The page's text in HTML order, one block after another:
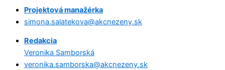
Projektová manažérka
simona.salatekova@akcnezeny.sk
Redakcia
Veronika Samborská
veronika.samborska@akcnezeny.sk